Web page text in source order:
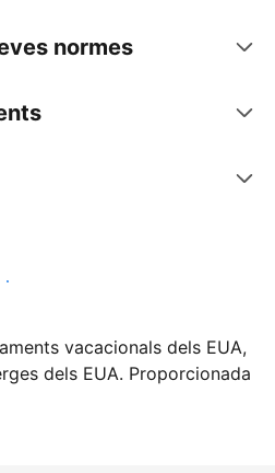
normes
nosaltres avui mateix
vacacionals dels EUA,
dels EUA. Proporcionada